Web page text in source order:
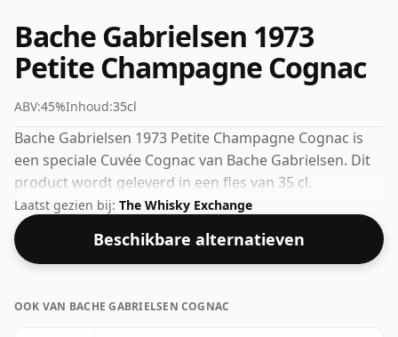
Bache Gabrielsen 1973
Petite Champagne Cognac
ABV:45%Inhoud:35cl
Bache Gabrielsen 1973 Petite Champagne Cognac is
een speciale Cuvée Cognac van Bache Gabrielsen. Dit
product wordt geleverd in een fles van 35 cl.
Laatst gezien bij: The Whisky Exchange
Beschikbare alternatieven
OOK VAN BACHE GABRIELSEN COGNAC